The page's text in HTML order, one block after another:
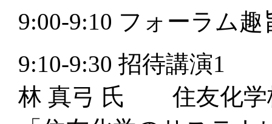
9:00-9:10 フォーラム趣
9:10-9:30 招待講演1
林 真弓 氏 住友化学